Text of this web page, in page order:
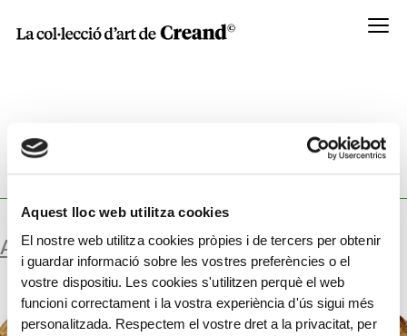
Aquest lloc web utilitza cookies
El nostre web utilitza cookies pròpies i de tercers per obtenir
i guardar informació sobre les vostres preferències o el
vostre dispositiu. Les cookies s'utilitzen perquè el web
funcioni correctament i la vostra experiència d'ús sigui més
personalitzada. Respectem el vostre dret a la privacitat, per
Menú
WORKSHOP:
ENCUNYAT PER NERÓ, EMPERADOR
ROMÀ.
AURI